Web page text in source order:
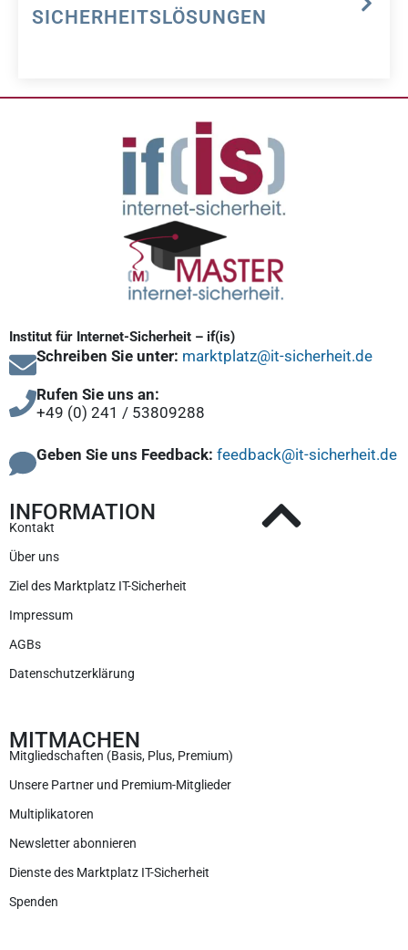
SICHERHEITSLÖSUNGEN
Institut für Internet-Sicherheit – if(is)
Schreiben Sie unter: marktplatz@it-sicherheit.de
Rufen Sie uns an:
+49 (0) 241 / 53809288
Geben Sie uns Feedback: feedback@it-sicherheit.de
INFORMATION
Kontakt
Über uns
Ziel des Marktplatz IT-Sicherheit
Impressum
AGBs
Datenschutzerklärung
MITMACHEN
Mitgliedschaften (Basis, Plus, Premium)
Unsere Partner und Premium-Mitglieder
Multiplikatoren
Newsletter abonnieren
Dienste des Marktplatz IT-Sicherheit
Spenden